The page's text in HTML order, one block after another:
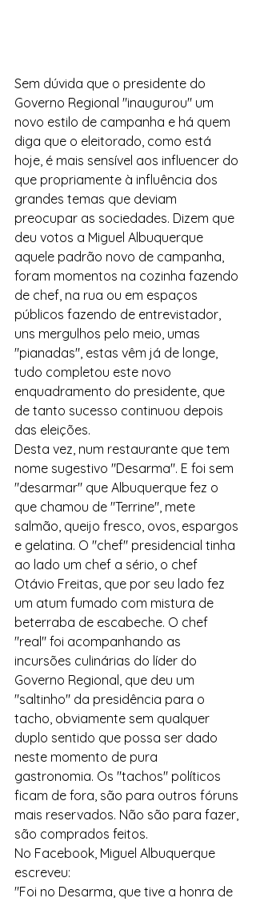
Sem dúvida que o presidente do
Governo Regional "inaugurou" um
novo estilo de campanha e há quem
diga que o eleitorado, como está
hoje, é mais sensível aos influencer do
que propriamente à influência dos
grandes temas que deviam
preocupar as sociedades. Dizem que
deu votos a Miguel Albuquerque
aquele padrão novo de campanha,
foram momentos na cozinha fazendo
de chef, na rua ou em espaços
públicos fazendo de entrevistador,
uns mergulhos pelo meio, umas
"pianadas", estas vêm já de longe,
tudo completou este novo
enquadramento do presidente, que
de tanto sucesso continuou depois
das eleições.
Desta vez, num restaurante que tem
nome sugestivo "Desarma". E foi sem
"desarmar" que Albuquerque fez o
que chamou de "Terrine", mete
salmão, queijo fresco, ovos, espargos
e gelatina. O "chef" presidencial tinha
ao lado um chef a sério, o chef
Otávio Freitas, que por seu lado fez
um atum fumado com mistura de
beterraba de escabeche. O chef
"real" foi acompanhando as
incursões culinárias do líder do
Governo Regional, que deu um
"saltinho" da presidência para o
tacho, obviamente sem qualquer
duplo sentido que possa ser dado
neste momento de pura
gastronomia. Os "tachos" políticos
ficam de fora, são para outros fóruns
mais reservados. Não são para fazer,
são comprados feitos.
No Facebook, Miguel Albuquerque
escreveu:
"Foi no Desarma, que tive a honra de